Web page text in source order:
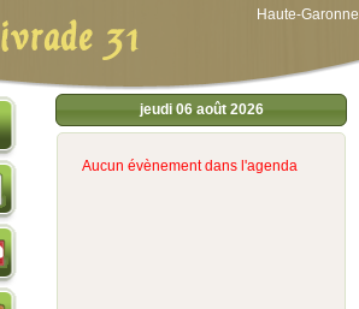
31 Haute-Garonne
jeudi 06 août 2026
Aucun évènement dans l'agenda